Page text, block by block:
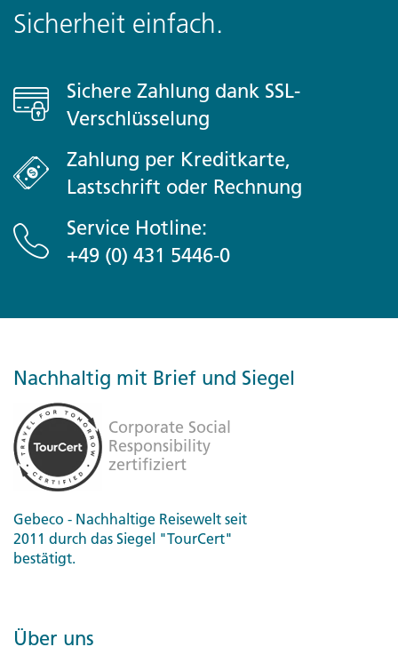
Sicherheit einfach.
Sichere Zahlung dank SSL-
Verschlüsselung
Zahlung per Kreditkarte,
Lastschrift oder Rechnung
Service Hotline:
+49 (0) 431 5446-0
Nachhaltig mit Brief und Siegel
Gebeco - Nachhaltige Reisewelt seit
2011 durch das Siegel "TourCert"
bestätigt.
Über uns